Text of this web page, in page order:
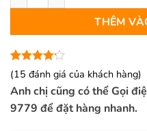
THÊM
4.13 trên
5 dựa
trên
15
đánh
giá
(15 đánh giá của khách hàng)
Anh chị cũng có thể Gọi
9779 để đặt hàng nhanh.